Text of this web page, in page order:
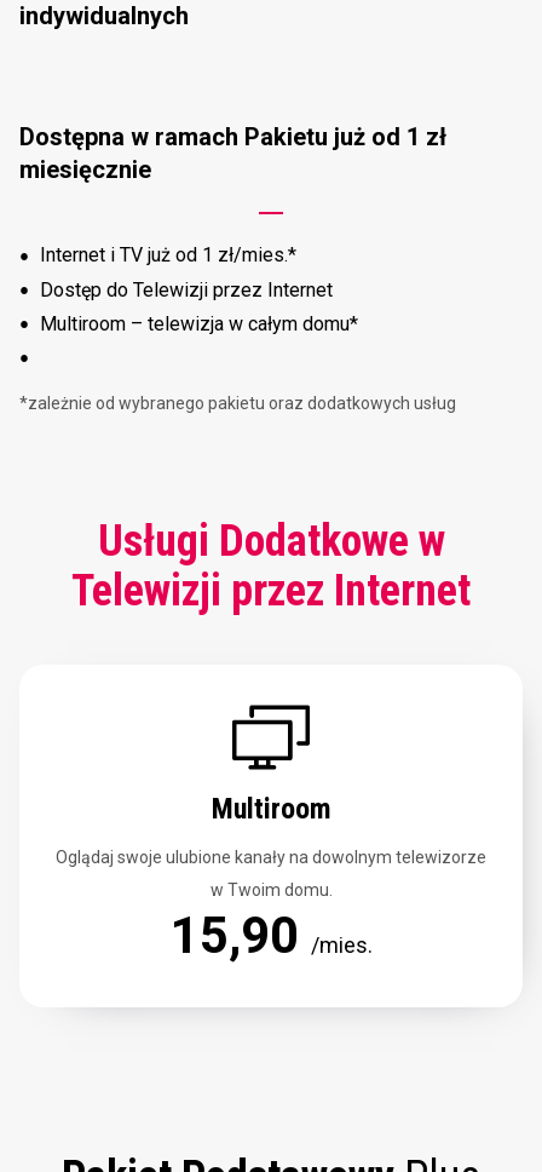
indywidualnych
Dostępna w ramach Pakietu już od 1 zł
miesięcznie
Internet i TV już od 1 zł/mies.*
Dostęp do Telewizji przez Internet
Multiroom – telewizja w całym domu*
*zależnie od wybranego pakietu oraz dodatkowych usług
Usługi Dodatkowe w
Telewizji przez Internet
Multiroom
Oglądaj swoje ulubione kanały na dowolnym telewizorze
w Twoim domu.
15,90 /mies.